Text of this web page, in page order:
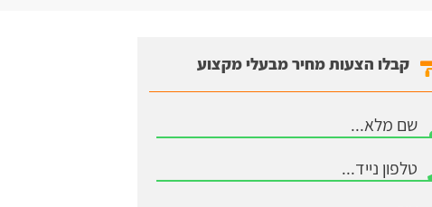
קבלו הצעות מחיר מבעלי מקצוע